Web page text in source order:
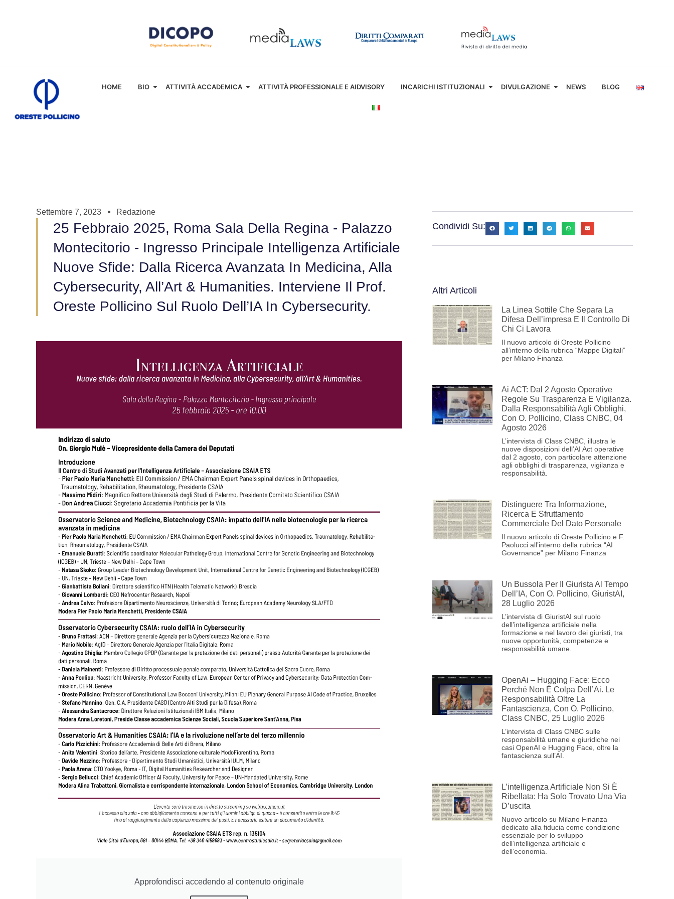
HOME BIO ATTIVITÀ ACCADEMICA ATTIVITÀ PROFESSIONALE E AIDVISORY INCARICHI ISTITUZIONALI DIVULGAZIONE NEWS BLOG
Settembre 7, 2023 Redazione
25 Febbraio 2025, Roma Sala Della Regina - Palazzo
Montecitorio - Ingresso Principale Intelligenza Artificiale
Nuove Sfide: Dalla Ricerca Avanzata In Medicina, Alla
Cybersecurity, All’Art & Humanities. Interviene Il Prof.
Oreste Pollicino Sul Ruolo Dell’IA In Cybersecurity.
Approfondisci accedendo al contenuto originale
Condividi Su:
Altri Articoli
La Linea Sottile Che Separa La
Difesa Dell’impresa E Il Controllo Di
Chi Ci Lavora
Il nuovo articolo di Oreste Pollicino
all’interno della rubrica “Mappe Digitali”
per Milano Finanza
Ai ACT: Dal 2 Agosto Operative
Regole Su Trasparenza E Vigilanza.
Dalla Responsabilità Agli Obblighi,
Con O. Pollicino, Class CNBC, 04
Agosto 2026
L’intervista di Class CNBC, illustra le
nuove disposizioni dell’AI Act operative
dal 2 agosto, con particolare attenzione
agli obblighi di trasparenza, vigilanza e
responsabilità.
Distinguere Tra Informazione,
Ricerca E Sfruttamento
Commerciale Del Dato Personale
Il nuovo articolo di Oreste Pollicino e F.
Paolucci all’interno della rubrica “AI
Governance” per Milano Finanza
Un Bussola Per Il Giurista Al Tempo
Dell’IA, Con O. Pollicino, GiuristAI,
28 Luglio 2026
L’intervista di GiuristAI sul ruolo
dell’intelligenza artificiale nella
formazione e nel lavoro dei giuristi, tra
nuove opportunità, competenze e
responsabilità umane.
OpenAi – Hugging Face: Ecco
Perché Non È Colpa Dell’Ai. Le
Responsabilità Oltre La
Fantascienza, Con O. Pollicino,
Class CNBC, 25 Luglio 2026
L’intervista di Class CNBC sulle
responsabilità umane e giuridiche nei
casi OpenAI e Hugging Face, oltre la
fantascienza sull’AI.
L’intelligenza Artificiale Non Si È
Ribellata: Ha Solo Trovato Una Via
D’uscita
Nuovo articolo su Milano Finanza
dedicato alla fiducia come condizione
essenziale per lo sviluppo
dell’intelligenza artificiale e
dell’economia.